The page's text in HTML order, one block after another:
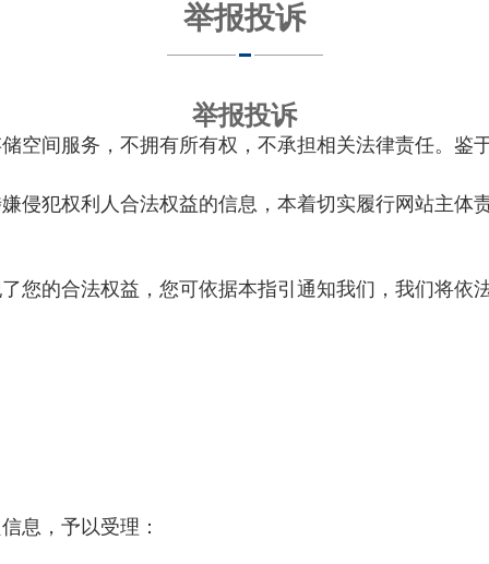
举报投诉
举报投诉
间服务，不拥有所有权，不承担相关法律责任。鉴
犯权利人合法权益的信息，本着切实履行网站主体
的合法权益，您可依据本指引通知我们，我们将依
，予以受理：